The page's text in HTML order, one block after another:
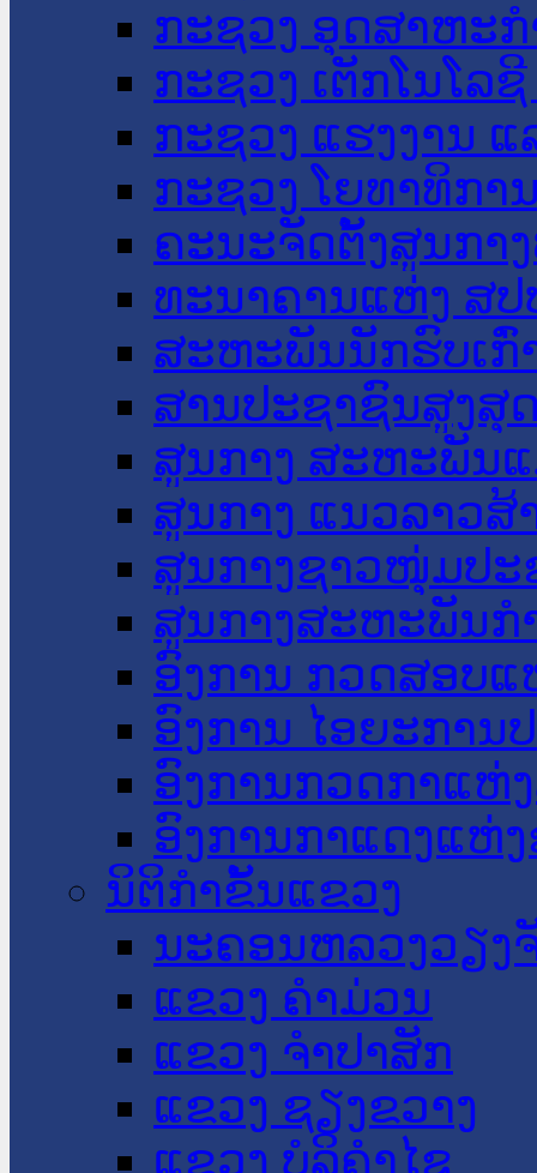
ກະຊວງ ອຸດສາຫະ
ກະຊວງ ເຕັກໂນໂລ
ກະຊວງ ແຮງງານ
ກະຊວງ ໂຍທາທິກາ
ຄະນະຈັດຕັ້ງສູນກາ
ທະນາຄານແຫ່ງ ສປ
ສະຫະພັນນັກຮົບເກົ່
ສານປະຊາຊົນສູງສຸ
ສູນກາງ ສະຫະພັນ
ສູນກາງ ແນວລາວສ້
ສູນກາງຊາວໜຸ່ມປະ
ສູນກາງສະຫະພັນກ
ອົງການ ກວດສອບແ
ອົງການ ໄອຍະການ
ອົງການກວດກາແຫ່
ອົງການກາແດງແຫ່
ນິຕິກໍາຂັ້ນແຂວງ
ນະ​ຄອນ​ຫລວງວຽງ
ແຂວງ ຄໍາມ່ວນ
ແຂວງ ຈໍາປາສັກ
ແຂວງ ຊຽງຂວາງ
ແຂວງ ບໍລິຄໍາໄຊ